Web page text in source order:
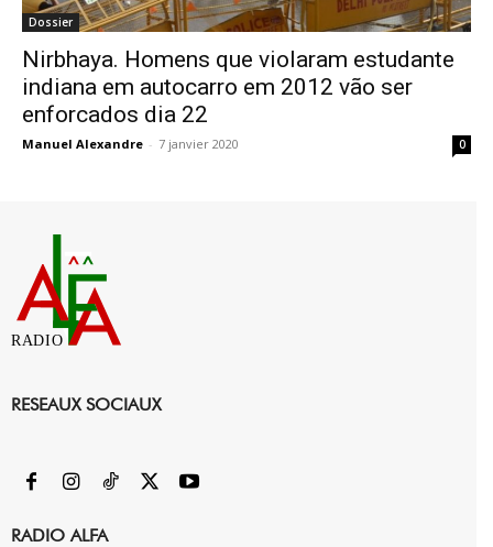
Dossier
Nirbhaya. Homens que violaram estudante
indiana em autocarro em 2012 vão ser
enforcados dia 22
Manuel Alexandre - 7 janvier 2020 0
RADIO
RESEAUX SOCIAUX
RADIO ALFA